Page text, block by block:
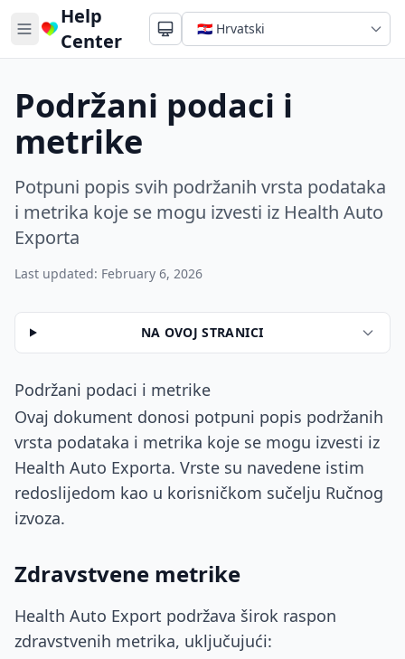
Help
Center
Podržani podaci i
metrike
Potpuni popis svih podržanih vrsta podataka
i metrika koje se mogu izvesti iz Health Auto
Exporta
Last updated: February 6, 2026
NA OVOJ STRANICI
Podržani podaci i metrike
Ovaj dokument donosi potpuni popis podržanih
vrsta podataka i metrika koje se mogu izvesti iz
Health Auto Exporta. Vrste su navedene istim
redoslijedom kao u korisničkom sučelju Ručnog
izvoza.
Zdravstvene metrike
Health Auto Export podržava širok raspon
zdravstvenih metrika, uključujući: